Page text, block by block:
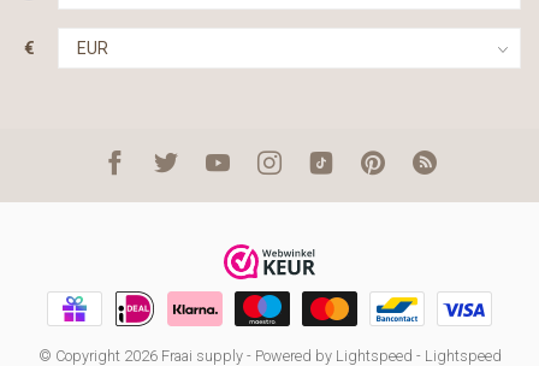
€
© Copyright 2026 Fraai supply- Powered by Lightspeed - Lightspeed